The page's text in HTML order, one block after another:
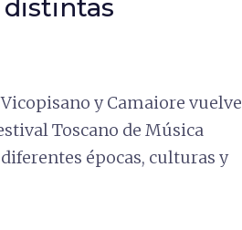
Vicopisano y Camaiore vuelve
Toscano de Música
épocas, culturas y